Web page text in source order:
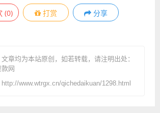
(0) 打赏 分享
章均为本站原创 ，如若转载，请注明出处：
网
www.wtrgx.cn/qichedaikuan/1298.html